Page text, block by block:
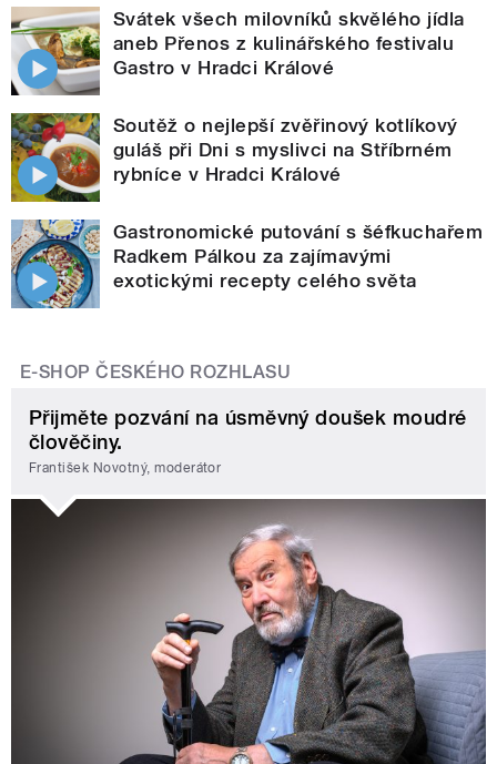
Svátek všech milovníků skvělého jídla
aneb Přenos z kulinářského festivalu
Gastro v Hradci Králové
Soutěž o nejlepší zvěřinový kotlíkový
guláš při Dni s myslivci na Stříbrném
rybníce v Hradci Králové
Gastronomické putování s šéfkuchařem
Radkem Pálkou za zajímavými
exotickými recepty celého světa
E-SHOP ČESKÉHO ROZHLASU
Přijměte pozvání na úsměvný doušek moudré
člověčiny.
František Novotný, moderátor